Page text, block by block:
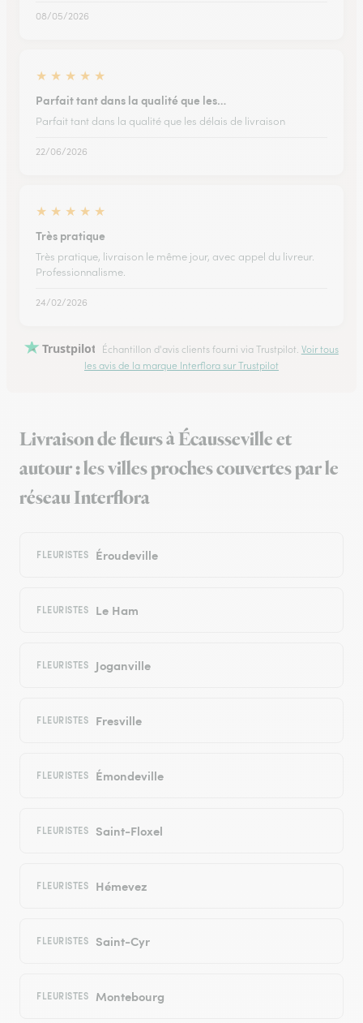
08/05/2026
★ ★ ★ ★ ★
Parfait tant dans la qualité que les…
Parfait tant dans la qualité que les délais de livraison
22/06/2026
★ ★ ★ ★ ★
Très pratique
Très pratique, livraison le même jour, avec appel du livreur.
Professionnalisme.
24/02/2026
Trustpilot Échantillon d'avis clients fourni via Trustpilot. Voir tous
les avis de la marque Interflora sur Trustpilot
Livraison de fleurs à Écausseville et
autour : les villes proches couvertes par le
réseau Interflora
FLEURISTES Éroudeville
FLEURISTES Le Ham
FLEURISTES Joganville
FLEURISTES Fresville
FLEURISTES Émondeville
FLEURISTES Saint-Floxel
FLEURISTES Hémevez
FLEURISTES Saint-Cyr
FLEURISTES Montebourg